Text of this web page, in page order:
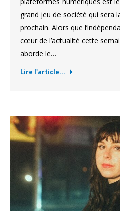
grand jeu de société qui sera
prochain. Alors que
cœur de l’actualité cette
aborde le…
Lire l'article...